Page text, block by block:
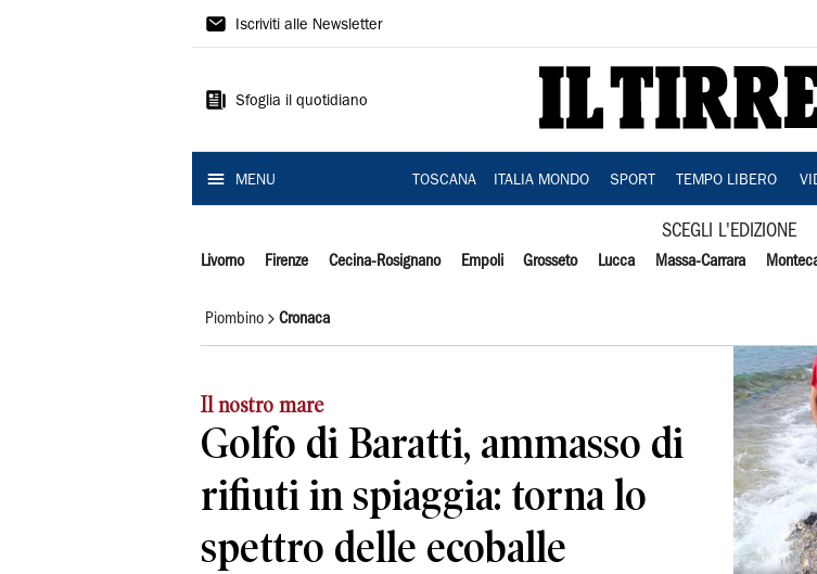
Il
Iscriviti alle Newsletter
Sfoglia il quotidiano
MENU TOSCANA ITALIA MONDO SPORT TEMPO LIBERO
SCEGLI L'EDIZIONE
Livorno Firenze Cecina-Rosignano Empoli Grosseto Lucca Massa-Carrara
Piombino Cronaca
Il nostro mare
Golfo di Baratti, ammasso di
rifiuti in spiaggia: torna lo
spettro delle ecoballe